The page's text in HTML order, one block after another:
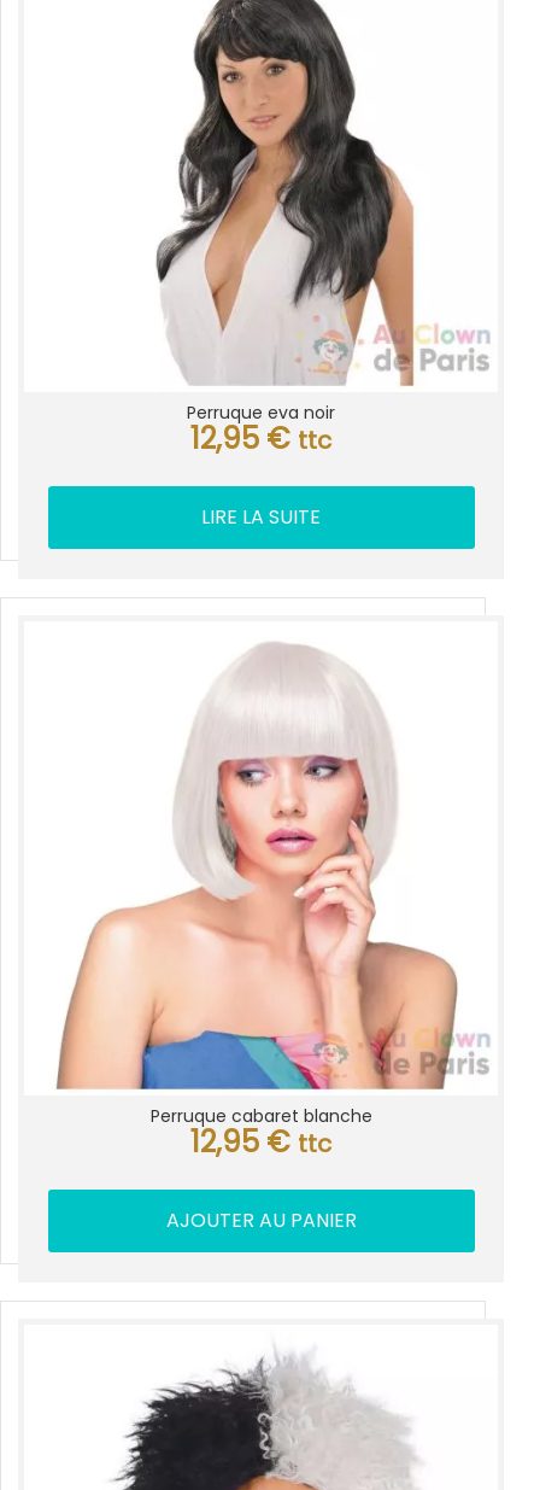
Perruque eva noir
12,95 € ttc
LIRE LA SUITE
Perruque cabaret blanche
12,95 € ttc
AJOUTER AU PANIER